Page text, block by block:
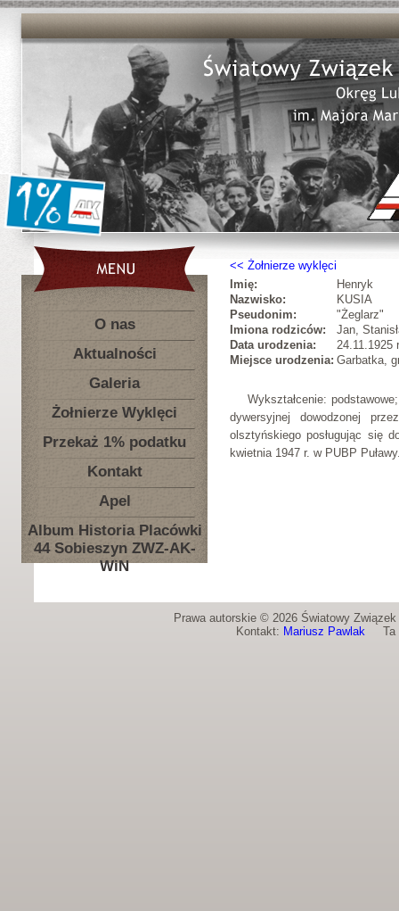
O nas
Aktualności
Galeria
Żołnierze Wyklęci
Przekaż 1% podatku
Kontakt
Apel
Album Historia Placówki
44 Sobieszyn ZWZ-AK-
WiN
Żołnierze wyklęci
Imię:
Henryk
Nazwisko:
KUSIA
Pseudonim:
"Żeglarz"
Imiona rodziców:
Jan,
Data urodzenia:
24.11.1925
Miejsce urodzenia: Garbatka,
Wykształcenie:
dywersyjnej dowodzonej
olsztyńskiego posługując się
kwietnia 1947 r. w PUBP
Prawa autorskie © 2026 Światowy
Kontakt: Mariusz PawlakTa